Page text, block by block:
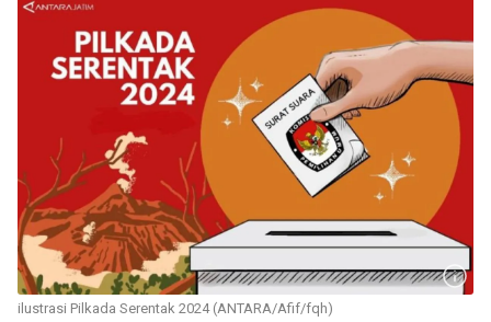
ilustrasi Pilkada Serentak 2024 (ANTARA/Afif/fqh)